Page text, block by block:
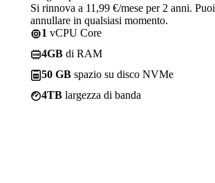
Si rinnova a 11,99 €/mese per 2 anni. Puoi
annullare in qualsiasi momento.
1 vCPU Core
4GB di RAM
50 GB spazio su disco NVMe
4TB largezza di banda